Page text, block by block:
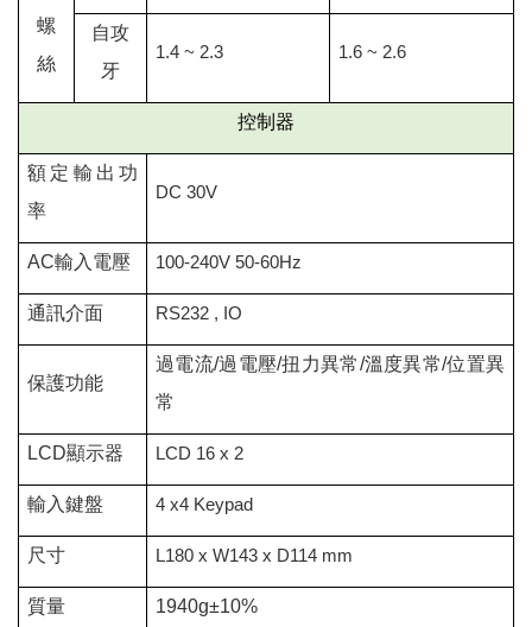
螺
絲
自攻
牙
1.4 ~ 2.3 1.6 ~ 2.6
控制器
額定輸出功
率
DC 30V
AC輸入電壓 100-240V 50-60Hz
通訊介面 RS232 , IO
保護功能
過電流/過電壓/扭力異常/溫度異常/位置異
常
LCD顯示器 LCD 16 x 2
輸入鍵盤 4 x4 Keypad
尺寸 L180 x W143 x D114 mm
質量 1940g±10%